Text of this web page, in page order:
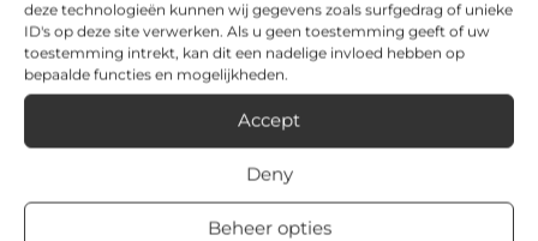
deze technologieën kunnen wij gegevens zoals surfgedrag of unieke
ID's op deze site verwerken. Als u geen toestemming geeft of uw
toestemming intrekt, kan dit een nadelige invloed hebben op
bepaalde functies en mogelijkheden.
Accept
Deny
Beheer opties